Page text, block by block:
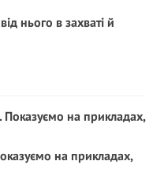
нього в захваті й
на прикладах,